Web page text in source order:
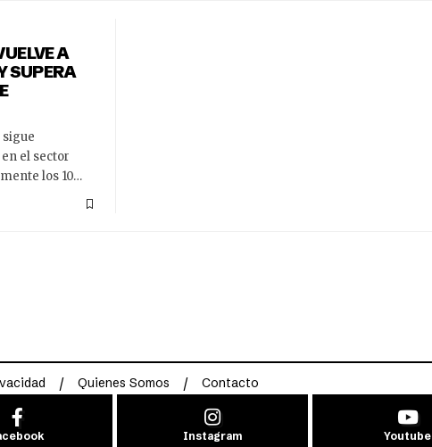
A
SUPERA
el sector
los 10…
Quienes Somos Contacto
Instagram Youtube